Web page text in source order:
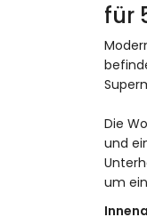
für
Die
und
um